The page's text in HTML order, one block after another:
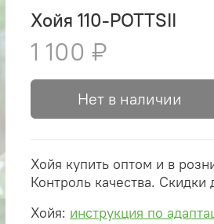
Хойя 110-POTTSII
1 100 ₽
Нет в наличии
Хойя купить оптом и в
Контроль качества.
Хойя: инструкция по